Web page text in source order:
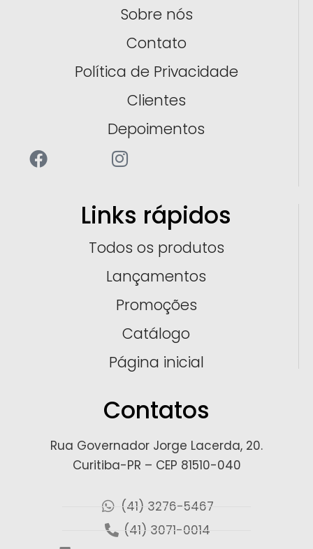
Sobre nós
Contato
Política de Privacidade
Clientes
Depoimentos
Links rápidos
Todos os produtos
Lançamentos
Promoções
Catálogo
Página inicial
Contatos
Rua Governador Jorge Lacerda, 20.
Curitiba-PR – CEP 81510-040
(41) 3276-5467
(41) 3071-0014